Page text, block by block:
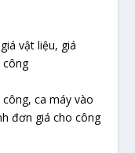
vật liệu, giá
công
ca máy vào
đơn giá cho công